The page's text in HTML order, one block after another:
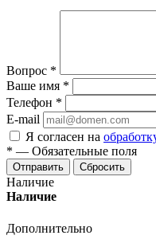
Вопрос *
Ваше имя *
Телефон *
E-mail
Я согласен на
* — Обязательные поля
Отправить Сбросить
Наличие
Наличие
Дополнительно